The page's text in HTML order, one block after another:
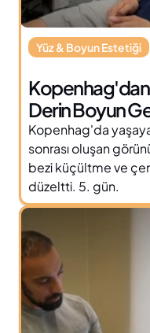
Yüz & Boyun Estetiği
Derin Boyun
Kopenhag'da
sonrası oluşan
bezi küçültme ve
düzeltti. 5. gün.